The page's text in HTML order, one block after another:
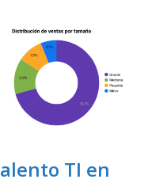
alento TI en